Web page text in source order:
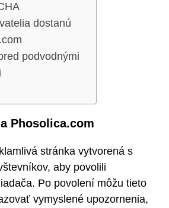
dostanú
podvodnými
Phosolica.com
stránka vytvorená s
aby povolili
Po povolení môžu tieto
vymyslené upozornenia,